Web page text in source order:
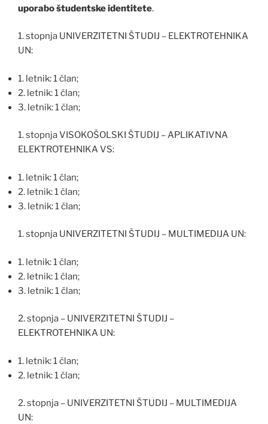
uporabo študentske identitete.
1. stopnja UNIVERZITETNI ŠTUDIJ – ELEKTROTEHNIKA
UN:
1. letnik: 1 član;
2. letnik: 1 član;
3. letnik: 1 član;
1. stopnja VISOKOŠOLSKI ŠTUDIJ – APLIKATIVNA
ELEKTROTEHNIKA VS:
1. letnik: 1 član;
2. letnik: 1 član;
3. letnik: 1 član;
1. stopnja UNIVERZITETNI ŠTUDIJ – MULTIMEDIJA UN:
1. letnik: 1 član;
2. letnik: 1 član;
3. letnik: 1 član;
2. stopnja – UNIVERZITETNI ŠTUDIJ –
ELEKTROTEHNIKA UN:
1. letnik: 1 član;
2. letnik: 1 član;
2. stopnja – UNIVERZITETNI ŠTUDIJ – MULTIMEDIJA
UN: